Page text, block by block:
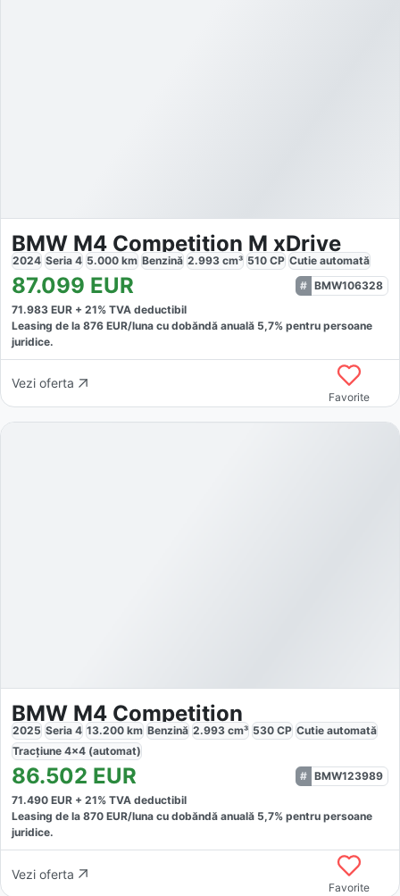
BMW M4 Competition M xDrive
2024 Seria 4 5.000 km Benzină 2.993 cm³ 510 CP Cutie automată
87.099 EUR
BMW106328
71.983 EUR + 21% TVA deductibil
Leasing de la 876 EUR/luna cu dobăndă anuală 5,7% pentru persoane
juridice.
Vezi oferta
Favorite
BMW M4 Competition
2025 Seria 4 13.200 km Benzină 2.993 cm³ 530 CP Cutie automată
Tracțiune 4x4 (automat)
86.502 EUR
BMW123989
71.490 EUR + 21% TVA deductibil
Leasing de la 870 EUR/luna cu dobăndă anuală 5,7% pentru persoane
juridice.
Vezi oferta
Favorite